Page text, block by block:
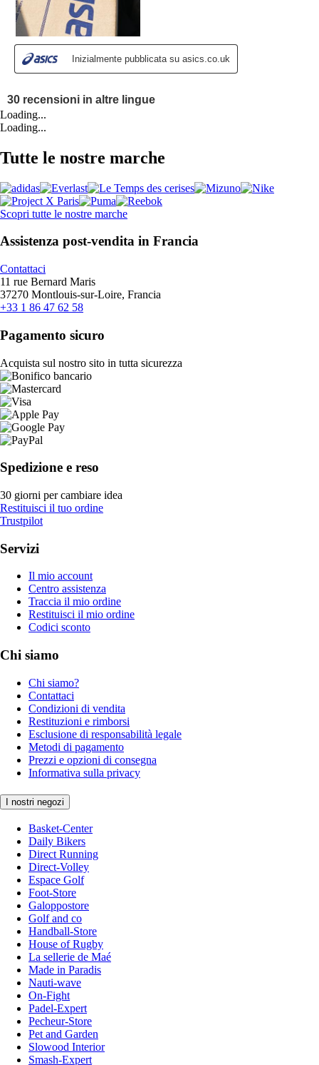
Loading...
Loading...
Tutte le nostre marche
Scopri tutte le nostre marche
Assistenza post-vendita in Francia
Contattaci
11 rue Bernard Maris
37270 Montlouis-sur-Loire, Francia
+33 1 86 47 62 58
Pagamento sicuro
Acquista sul nostro sito in tutta sicurezza
Spedizione e reso
30 giorni per cambiare idea
Restituisci il tuo ordine
Trustpilot
Servizi
Il mio account
Centro assistenza
Traccia il mio ordine
Restituisci il mio ordine
Codici sconto
Chi siamo
Chi siamo?
Contattaci
Condizioni di vendita
Restituzioni e rimborsi
Esclusione di responsabilità legale
Metodi di pagamento
Prezzi e opzioni di consegna
Informativa sulla privacy
I nostri negozi
Basket-Center
Daily Bikers
Direct Running
Direct-Volley
Espace Golf
Foot-Store
Galoppostore
Golf and co
Handball-Store
House of Rugby
La sellerie de Maé
Made in Paradis
Nauti-wave
On-Fight
Padel-Expert
Pecheur-Store
Pet and Garden
Slowood Interior
Smash-Expert